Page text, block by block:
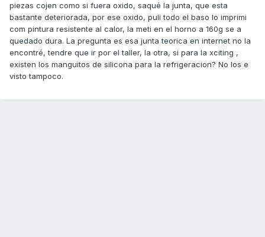
piezas cojen como si fuera oxido, saqué la junta, que esta
bastante deteriorada, por ese oxido, puli todo el baso lo imprimi
com pintura resistente al calor, la meti en el horno a 160g se a
quedado dura. La pregunta es esa junta teorica en internet no la
encontré, tendre que ir por el taller, la otra, si para la xciting ,
existen los manguitos de silicona para la refrigeracion? No los e
visto tampoco.